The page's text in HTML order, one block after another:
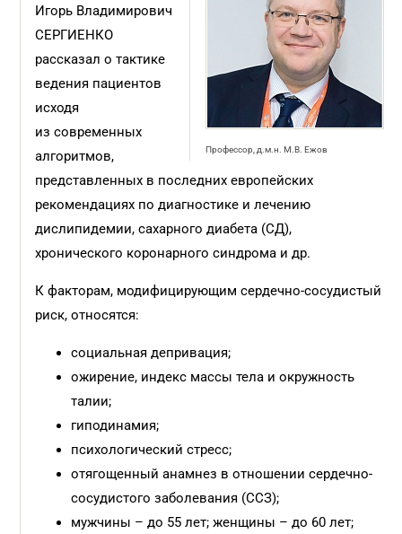
Профессор, д.м.н. М.В. Ежов
Игорь Владимирович
СЕРГИЕНКО
рассказал о тактике
ведения пациентов
исходя
из современных
алгоритмов,
представленных в последних европейских
рекомендациях по диагностике и лечению
дислипидемии, сахарного диабета (СД),
хронического коронарного синдрома и др.
К факторам, модифицирующим сердечно-сосудистый
риск, относятся:
социальная депривация;
ожирение, индекс массы тела и окружность
талии;
гиподинамия;
психологический стресс;
отягощенный анамнез в отношении сердечно-
сосудистого заболевания (ССЗ);
мужчины – до 55 лет; женщины – до 60 лет;